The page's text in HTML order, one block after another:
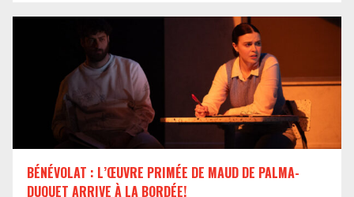
BÉNÉVOLAT : L’ŒUVRE PRIMÉE DE MAUD DE PALMA-
DUQUET ARRIVE À LA BORDÉE!